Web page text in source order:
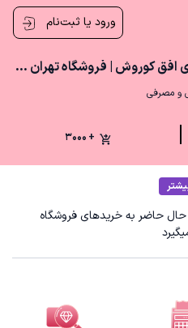
ورود یا ثبت‌نام
فروشگاه زنجیره‌ای افق کوروش | فروشگاه تهران زارع
و مصرفی
+ 3000
حال حاضر به خریدهای فروشگاه